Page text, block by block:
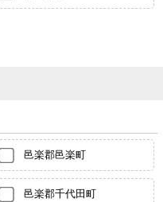
邑楽郡邑楽町
邑楽郡千代田町